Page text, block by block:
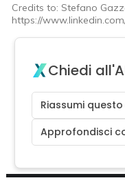
Credits to: Stefano
https://
Chiedi
Riassumi
Approfondisci